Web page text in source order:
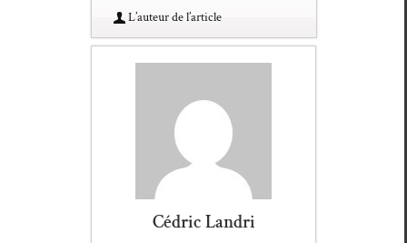
L’au­teur de l’article
Cédric Landri